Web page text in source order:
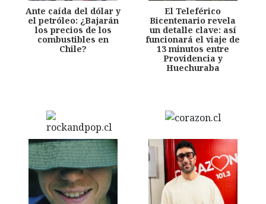
Ante caída del dólar y
el petróleo: ¿Bajarán
los precios de los
combustibles en
Chile?
El Teleférico
Bicentenario revela
un detalle clave: así
funcionará el viaje de
13 minutos entre
Providencia y
Huechuraba